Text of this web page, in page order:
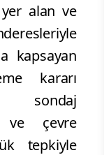
alan ve
kapsayan
kararı
sondaj
ve çevre
tepkiyle